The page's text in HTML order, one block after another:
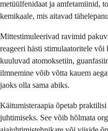
metüülfenidaat ja amfetamiinid,
kemikaale, mis aitavad
Mittestimuleerivad ravimid
reageeri hästi stimulaatoritele
kuuluvad atomoksetiin,
ilmnemine võib võtta kauem
jaoks olla sama abiks.
Käitumisteraapia õpetab
juhtimiseks. See võib hõlmata